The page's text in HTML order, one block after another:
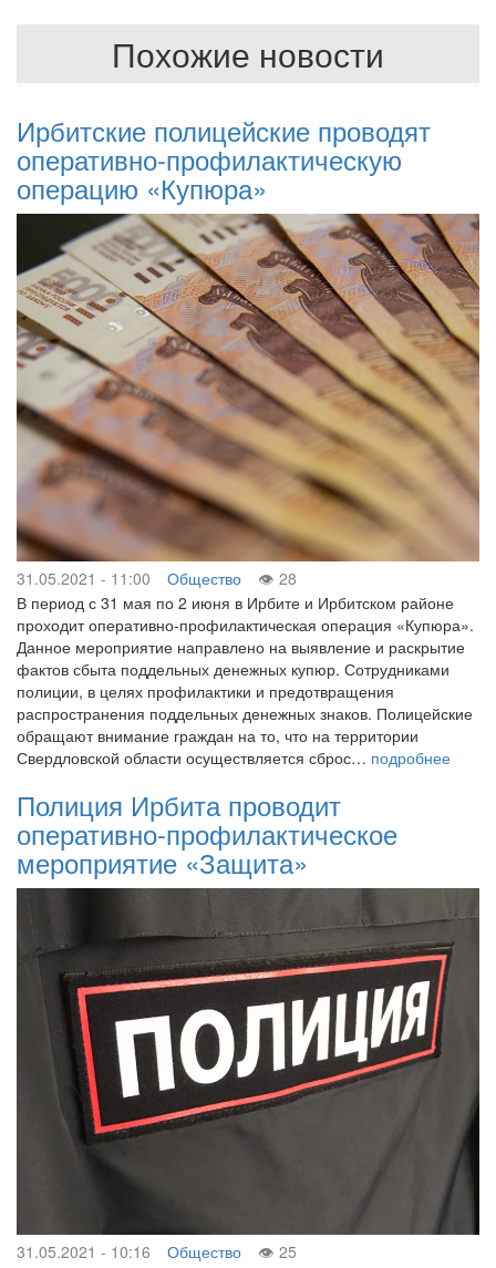
Похожие новости
Ирбитские полицейские проводят
оперативно-профилактическую
операцию «Купюра»
31.05.2021 - 11:00 Общество
28
В период с 31 мая по 2 июня в Ирбите и Ирбитском районе
проходит оперативно-профилактическая операция «Купюра».
Данное мероприятие направлено на выявление и раскрытие
фактов сбыта поддельных денежных купюр. Сотрудниками
полиции, в целях профилактики и предотвращения
распространения поддельных денежных знаков. Полицейские
обращают внимание граждан на то, что на территории
Свердловской области осуществляется сброс… подробнее
Полиция Ирбита проводит
оперативно-профилактическое
мероприятие «Защита»
31.05.2021 - 10:16 Общество
25